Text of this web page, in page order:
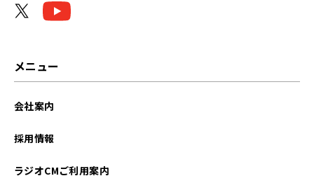
メニュー
会社案内
採用情報
ラジオCMご利用案内